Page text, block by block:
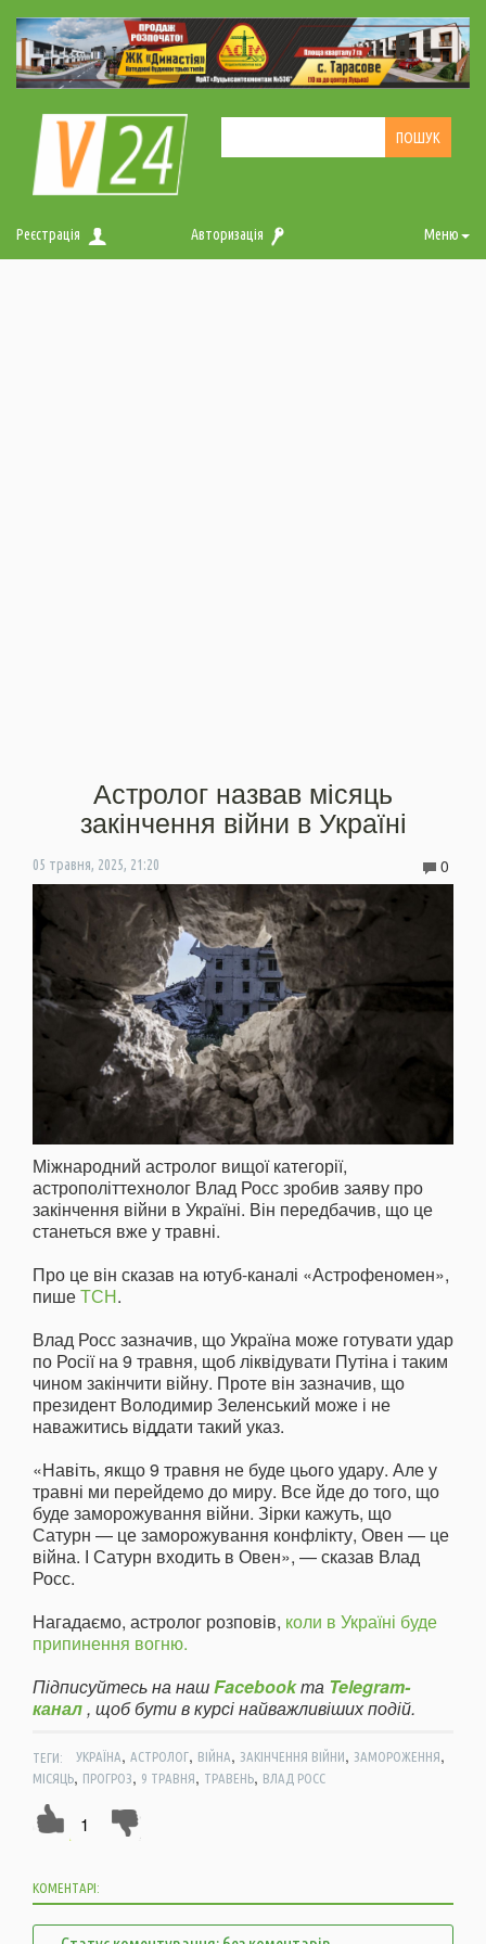
Реєстрація Авторизація Меню
Астролог назвав місяць
закінчення війни в Україні
05 травня, 2025, 21:20 0
Міжнародний астролог вищої категорії,
астрополіттехнолог Влад Росс зробив заяву про
закінчення війни в Україні. Він передбачив, що це
станеться вже у травні.
Про це він сказав на ютуб-каналі «Астрофеномен»,
пишеТСН.
Влад Росс зазначив, що Україна може готувати удар
по Росії на 9 травня, щоб ліквідувати Путіна і таким
чином закінчити війну. Проте він зазначив, що
президент Володимир Зеленський може і не
наважитись віддати такий указ.
«Навіть, якщо 9 травня не буде цього удару. Але у
травні ми перейдемо до миру. Все йде до того, що
буде заморожування війни. Зірки кажуть, що
Сатурн — це заморожування конфлікту, Овен — це
війна. І Сатурн входить в Овен», — сказав Влад
Росс.
Нагадаємо, астролог розповів, коли в Україні буде
припинення вогню.
Підписуйтесь на нашFacebookта Telegram-
канал, щоб бути в курсі найважливіших подій.
ТЕГИ: УКРАЇНА, АСТРОЛОГ, ВІЙНА, ЗАКІНЧЕННЯ ВІЙНИ, ЗАМОРОЖЕННЯ,
МІСЯЦЬ, ПРОГРОЗ, 9 ТРАВНЯ, ТРАВЕНЬ, ВЛАД РОСС
1
КОМЕНТАРІ: